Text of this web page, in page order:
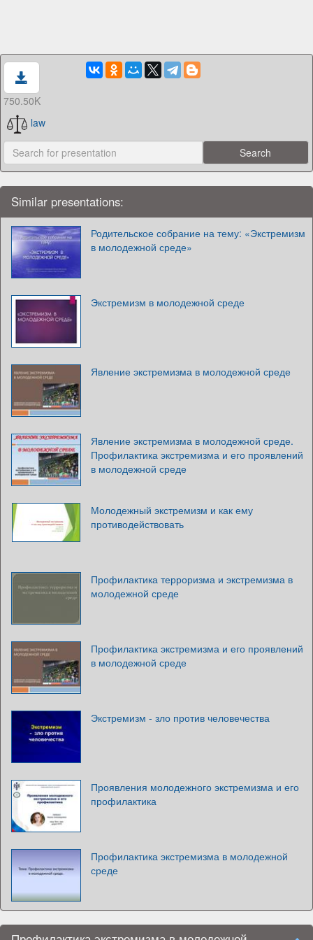
750.50K
law
Similar presentations:
Родительское собрание на тему: «Экстремизм
в молодежной среде»
Экстремизм в молодежной среде
Явление экстремизма в молодежной среде
Явление экстремизма в молодежной среде.
Профилактика экстремизма и его проявлений
в молодежной среде
Молодежный экстремизм и как ему
противодействовать
Профилактика терроризма и экстремизма в
молодежной среде
Профилактика экстремизма и его проявлений
в молодежной среде
Экстремизм - зло против человечества
Проявления молодежного экстремизма и его
профилактика
Профилактика экстремизма в молодежной
среде